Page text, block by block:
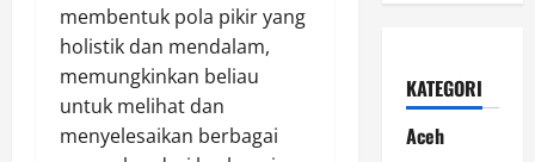
membentuk pola pikir yang
holistik dan mendalam,
memungkinkan beliau
untuk melihat dan
menyelesaikan berbagai
KATEGORI
Aceh